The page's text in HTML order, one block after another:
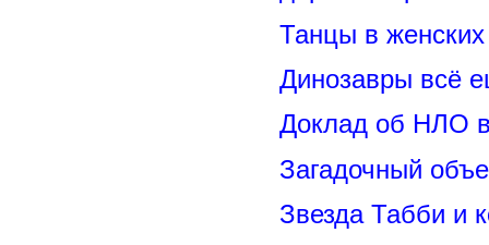
Танцы в женских
Динозавры всё
Доклад об НЛО
Загадочный
Звезда Табби и